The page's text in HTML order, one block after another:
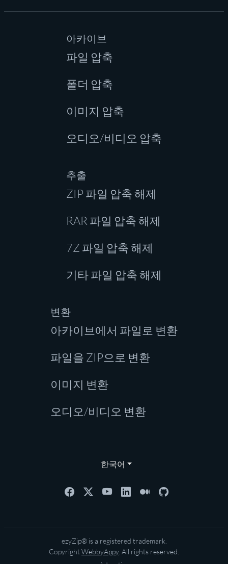
아카이브
파일 압축
폴더 압축
이미지 압축
오디오/비디오 압축
추출
ZIP 파일 압축 해제
RAR 파일 압축 해제
7Z 파일 압축 해제
기타 파일 압축 해제
변환
아카이브에서 파일로 변환
파일을 ZIP으로 변환
이미지 변환
오디오/비디오 변환
한국어
ezyZip® is a registered trademark.
CopyrightWebbyAppy. All rights reserved.